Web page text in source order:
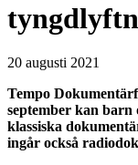
20 augusti 2021
Tempo
september kan barn
klassiska
ingår också